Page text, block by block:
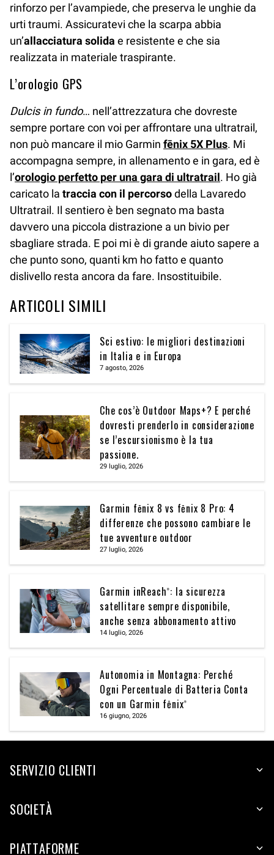
rinforzo per l’avampiede, che preserva le unghie da
urti traumi. Assicuratevi che la scarpa abbia
un’allacciatura solida e resistente e che sia
realizzata in materiale traspirante.
L’orologio GPS
Dulcis in fundo… nell’attrezzatura che dovreste
sempre portare con voi per affrontare una ultratrail,
non può mancare il mio Garmin fēnix 5X Plus. Mi
accompagna sempre, in allenamento e in gara, ed è
l’orologio perfetto per una gara di ultratrail. Ho già
caricato la traccia con il percorsodella Lavaredo
Ultratrail. Il sentiero è ben segnato ma basta
davvero una piccola distrazione a un bivio per
sbagliare strada. E poi mi è di grande aiuto sapere a
che punto sono, quanti km ho fatto e quanto
dislivello resta ancora da fare. Insostituibile.
ARTICOLI SIMILI
Sci estivo: le migliori destinazioni
in Italia e in Europa
7 agosto, 2026
Che cos’è Outdoor Maps+? E perché
dovresti prenderlo in considerazione
se l’escursionismo è la tua
passione.
29 luglio, 2026
Garmin fēnix 8 vs fēnix 8 Pro: 4
differenze che possono cambiare le
tue avventure outdoor
27 luglio, 2026
Garmin inReach®: la sicurezza
satellitare sempre disponibile,
anche senza abbonamento attivo
14 luglio, 2026
Autonomia in Montagna: Perché
Ogni Percentuale di Batteria Conta
con un Garmin fēnix®
16 giugno, 2026
SERVIZIO CLIENTI
SOCIETÀ
PIATTAFORME